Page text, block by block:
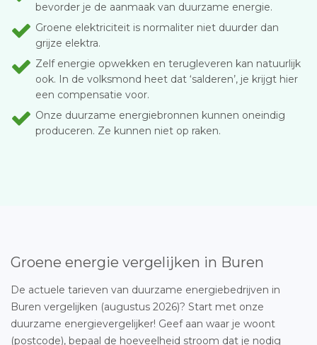
bevorder je de aanmaak van duurzame energie.
Groene elektriciteit is normaliter niet duurder dan
grijze elektra.
Zelf energie opwekken en terugleveren kan natuurlijk
ook. In de volksmond heet dat ‘salderen’, je krijgt hier
een compensatie voor.
Onze duurzame energiebronnen kunnen oneindig
produceren. Ze kunnen niet op raken.
Groene energie vergelijken in Buren
De actuele tarieven van duurzame energiebedrijven in
Buren vergelijken (augustus 2026)? Start met onze
duurzame energievergelijker! Geef aan waar je woont
(postcode), bepaal de hoeveelheid stroom dat je nodig